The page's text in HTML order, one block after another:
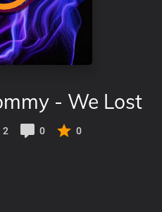
- We Lost
2 0 0